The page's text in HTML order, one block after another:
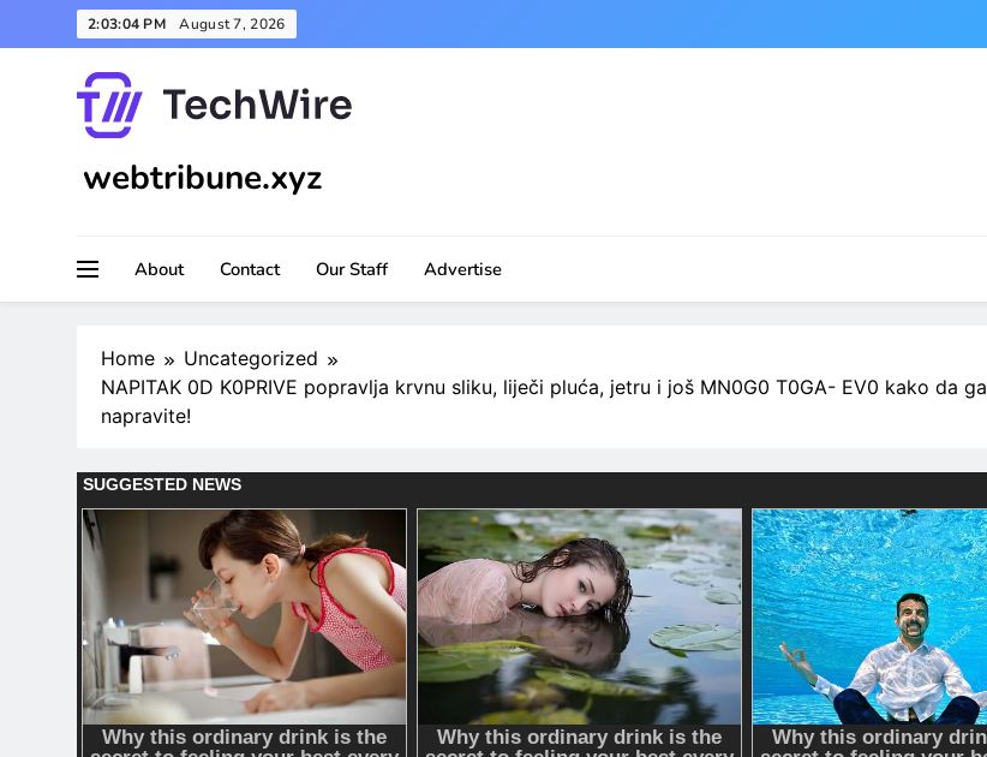
to
2:03:05 PM August 7, 2026
webtribune.xyz
About Contact Our Staff Advertise
Home
Uncategorized
NAPITAK 0D K0PRIVE popravlja krvnu sliku, liječi pluća, jetru i još MN0G0 T0GA- EV0 kako da ga
napravite!